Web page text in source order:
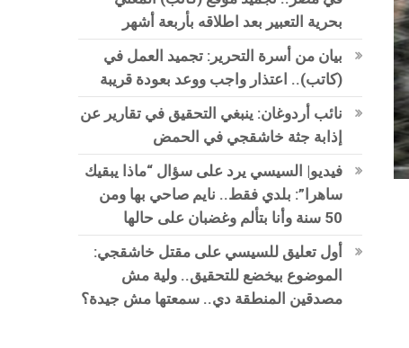
بحرية التعبير بعد اطلاقه بأربعة أشهر
بيان من أسرة التحرير: تجميد العمل في
(كاتب).. اعتذار واجب ووعد بعودة قريبة
نائب أردوغان: ينبغي التحقيق في تقارير عن
إذابة جثة خاشقجي في الحمض
فيديو| السيسي يرد على سؤال “ماذا يبقيك
ساهرا”: بلدي فقط.. نايم صاحي بها ومن
50 سنة وأنا بتألم وغضبان على حالها
أول تعليق للسيسي على مقتل خاشقجي:
الموضوع بيخضع للتحقيق.. ولية مش
مصدقين المنطقة دي.. سمعتها مش جيدة؟